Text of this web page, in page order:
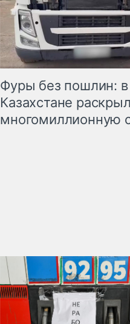
Фуры без пошлин: в
Казахстане
многомиллионную